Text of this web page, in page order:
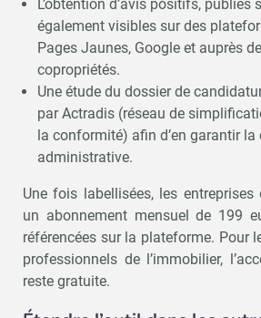
L’obtention d’avis positifs, publiés
également visibles sur des
Pages Jaunes, Google et auprès
copropriétés.
Une étude du dossier de
par Actradis (réseau de
la conformité) afin d’en garantir
administrative.
Une fois labellisées, les
un abonnement mensuel de 199
référencées sur la plateforme. Pour
professionnels de l’immobilier,
reste gratuite.